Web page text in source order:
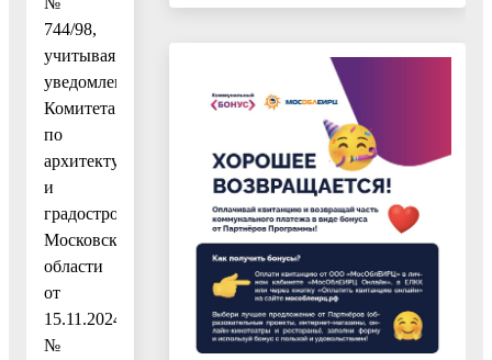
744/98,
учитывая
уведомление
Комитета
по
архитектуре
и
градостроительству
Московской
области
от
15.11.2024
№